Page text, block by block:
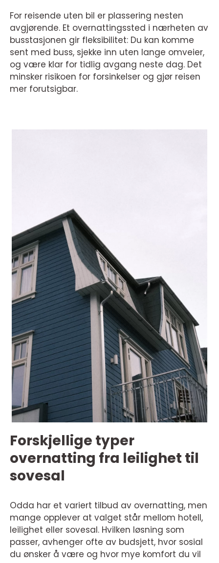
For reisende uten bil er plassering nesten
avgjørende. Et overnattingssted i nærheten av
busstasjonen gir fleksibilitet: Du kan komme
sent med buss, sjekke inn uten lange omveier,
og være klar for tidlig avgang neste dag. Det
minsker risikoen for forsinkelser og gjør reisen
mer forutsigbar.
Forskjellige typer
overnatting fra leilighet til
sovesal
Odda har et variert tilbud av overnatting, men
mange opplever at valget står mellom hotell,
leilighet eller sovesal. Hvilken løsning som
passer, avhenger ofte av budsjett, hvor sosial
du ønsker å være og hvor mye komfort du vil